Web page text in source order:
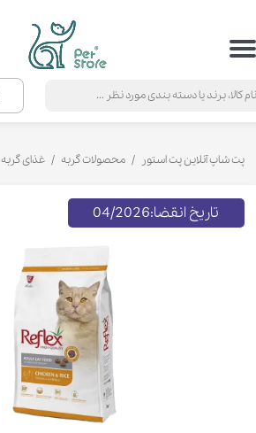
حساب کاربری من
خروج از حساب کاربری
پت شاپ آنلاین پت استور محصولات گربه غذای گربه
تاریخ انقضا:04/2026